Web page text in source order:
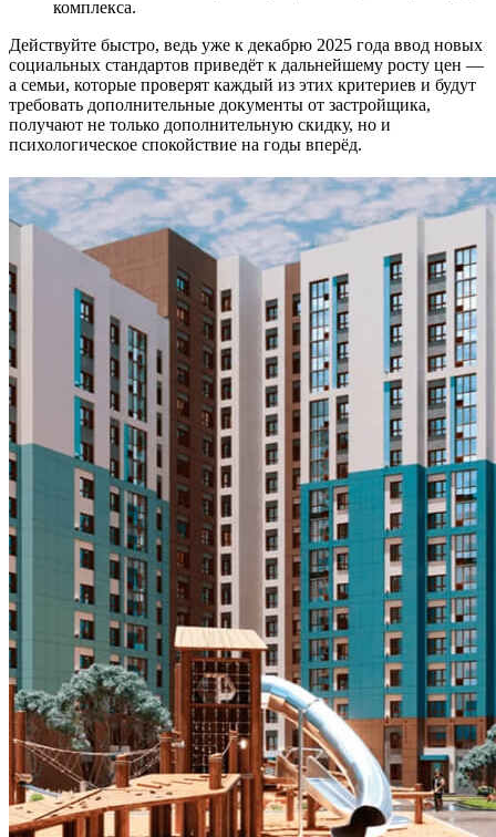
комплекса.
Действуйте быстро, ведь уже к декабрю 2025 года ввод новых
социальных стандартов приведёт к дальнейшему росту цен —
а семьи, которые проверят каждый из этих критериев и будут
требовать дополнительные документы от застройщика,
получают не только дополнительную скидку, но и
психологическое спокойствие на годы вперёд.